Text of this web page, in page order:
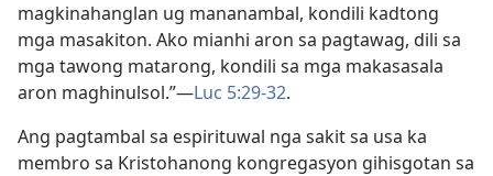
magkinahanglan ug mananambal, kondili kadtong
mga masakiton. Ako mianhi aron sa pagtawag, dili sa
mga tawong matarong, kondili sa mga makasasala
aron maghinulsol.”​—Luc 5:29-32.
Ang pagtambal sa espirituwal nga sakit sa usa ka
membro sa Kristohanong kongregasyon gihisgotan sa